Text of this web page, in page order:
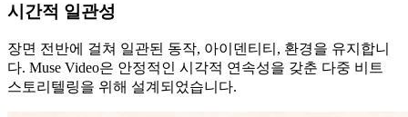
시간적 일관성
장면 전반에 걸쳐 일관된 동작, 아이덴티티, 환경을 유지합니
다. Muse Video은 안정적인 시각적 연속성을 갖춘 다중 비트
스토리텔링을 위해 설계되었습니다.